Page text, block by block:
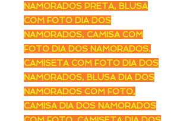
NAMORADOS PRETA, BLUSA
COM FOTO DIA DOS
NAMORADOS, CAMISA COM
FOTO DIA DOS NAMORADOS,
CAMISETA COM FOTO DIA DOS
NAMORADOS, BLUSA DIA DOS
NAMORADOS COM FOTO,
CAMISA DIA DOS NAMORADOS